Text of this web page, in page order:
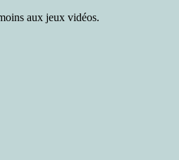
aux jeux vidéos.